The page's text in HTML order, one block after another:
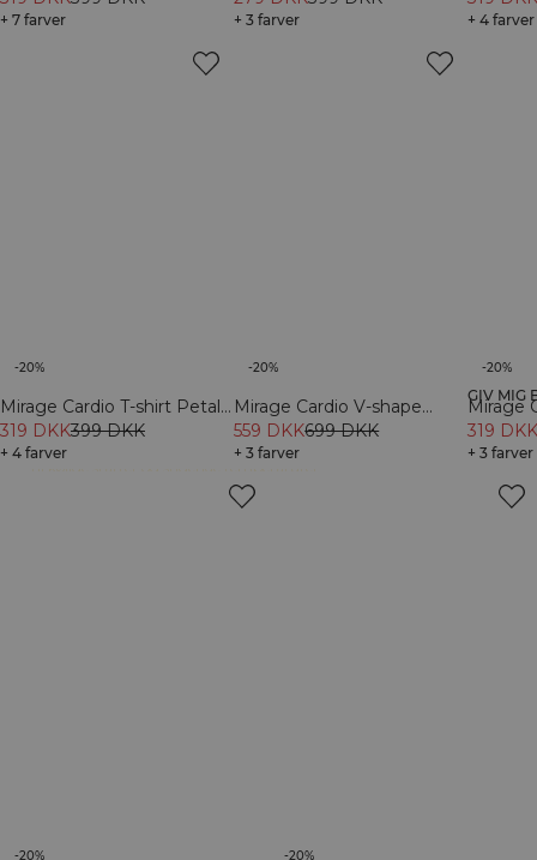
+ 7 farver + 3 farver + 4 farver
-20%
Mirage Cardio T-shirt Petal
Pink
319 DKK399 DKK
+ 4 farver
-20%
Mirage Cardio V-shape
Tights Petal Pink
559 DKK699 DKK
+ 3 farver
-20%
GIV MIG
Mirage
Maroon
319
+ 3 farver
Mirage Collection er skabt til de tidlige timer.
Med lette materialer lavet til sved og
bevægelse, shorts til alle typer træning og lag
Inspireret af morgenhimlens farver og prints
med rødder i 05 AM Club-mentaliteten er
-20% -20%